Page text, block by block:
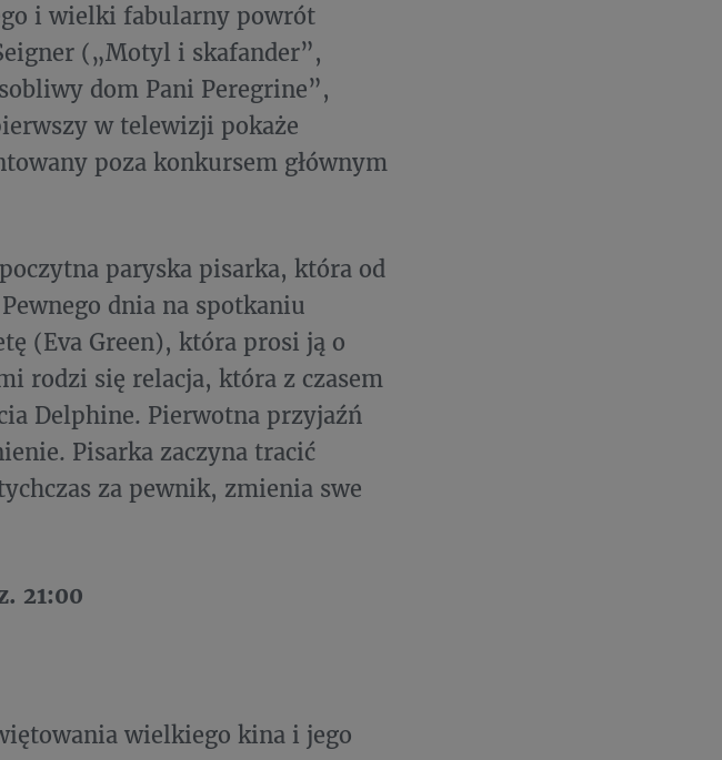
i wielki fabularny powrót
(„Motyl i skafander”,
dom Pani Peregrine”,
w telewizji pokaże
poza konkursem głównym
paryska pisarka, która od
dnia na spotkaniu
(Eva Green), która prosi ją o
rodzi się relacja, która z czasem
Delphine. Pierwotna przyjaźń
Pisarka zaczyna tracić
za pewnik, zmienia swe
21:00
wielkiego kina i jego